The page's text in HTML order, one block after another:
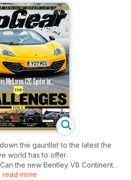
the gauntlet to the latest the
world has to offer.
the new Bentley V8 Continental
Zephyr train from Chicago to San
read more